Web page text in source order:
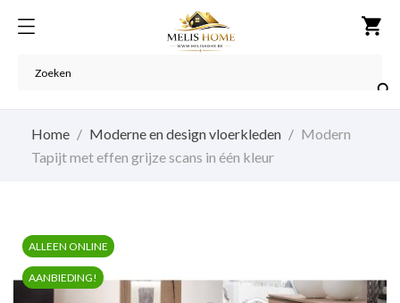
shopping_cart

Home Moderne en design vloerkleden
Modern
Tapijt met effen grijze scans in één kleur
ALLEEN ONLINE
AANBIEDING!